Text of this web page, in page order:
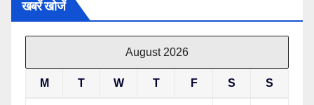
खबरें खोजें
August 2026
M T W T F S S